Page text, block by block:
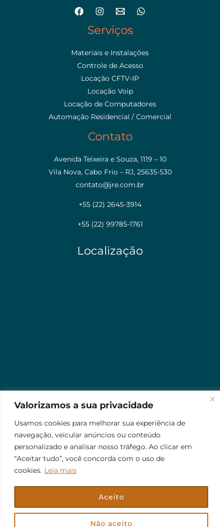
personalizado e analisar nosso tráfego. Ao clicar em
“Aceitar tudo”, você concorda com o uso de
Aceito
Serviços
Materiais e Instalações
Controle de Acesso
Locação CFTV-IP
Locação Voip
Locação de Computadores
Automação Residencial / Comercial
Contato
Avenida Teixeira e Souza, 1119 – 10
Vila Nova, Cabo Frio – RJ, 25635-530
contato@jre.com.br
+55 (22) 2645-3914
+55 (22) 99785-1761
Localização
© 2026 Jr Plus Automação Comercial e Residencial
CriaçãoCesarWeb
Fale Conosco